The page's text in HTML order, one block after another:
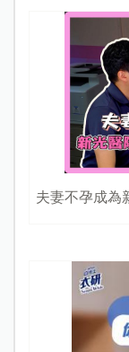
夫妻不孕成為